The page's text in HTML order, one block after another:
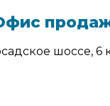
шоссе, 6